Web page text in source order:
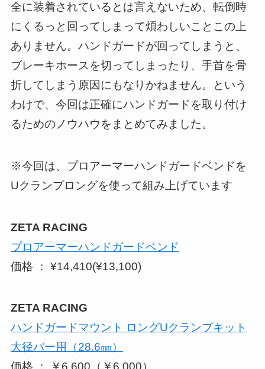
全に装着されているとは言えないため、転倒時
にくるっと回ってしまって煩わしいことこの上
ありません。ハンドガードが回ってしまうと、
ブレーキホースを切ってしまったり、手首を骨
折してしまう原因にもなりかねません。という
わけで、今回は正確にハンドガードを取り付け
るためのノウハウをまとめてみました。
※今回は、プロアーマーハンドガードベンドを
Uクランプロングを使って組み上げています
ZETA RACING
プロアーマーハンドガードベンド
価格 ： ¥14,410(¥13,100)
ZETA RACING
ハンドガードマウント ロングUクランプキット
大径バー用（28.6㎜）
価格 ： ￥6,600（￥6,000）